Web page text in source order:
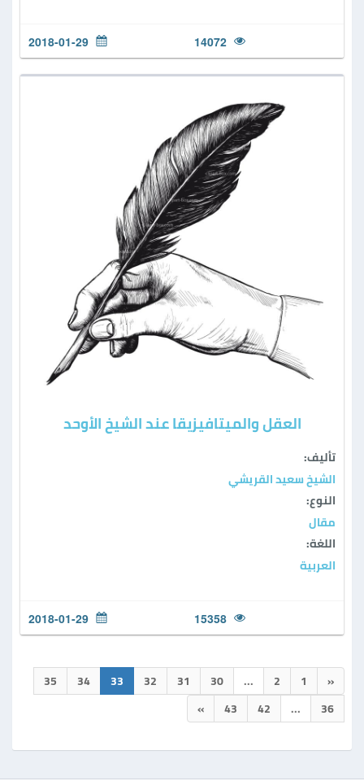
14072
2018-01-29
العقل والميتافيزيقا عند الشيخ الأوحد
تأليف:
الشيخ سعيد القريشي
النوع:
مقال
اللغة:
العربية
15358
2018-01-29
«
1
2
...
30
31
32
33
34
35
36
...
42
43
»